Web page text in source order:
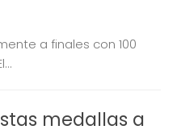
a finales con 100
medallas a